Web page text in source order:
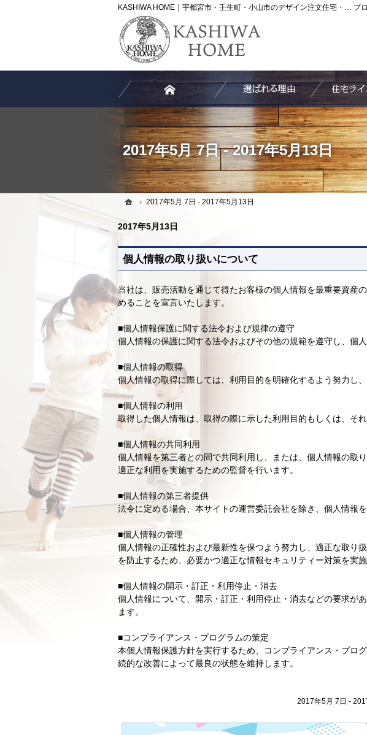
2017年5月 7日 - 2017年5月13日
KASHIWA HOME｜宇都宮市・壬生町・小山市のデザイン注文住宅・高気密高断熱住宅をローコストで手がける工務店カシワホーム
ホーム
2017年5月 7日 - 2017年5月13日
2017年5月13日
個人情報の取り扱いについて
当社は、販売活動を通じて得たお客様の個人情報を最重要資産
めることを宣言いたします。
■個人情報保護に関する法令および規律の遵守
個人情報の保護に関する法令およびその他の規範を遵守し、個
■個人情報の取得
個人情報の取得に際しては、利用目的を明確化するよう努力し
■個人情報の利用
取得した個人情報は、取得の際に示した利用目的もしくは、そ
■個人情報の共同利用
個人情報を第三者との間で共同利用し、または、個人情報の取
適正な利用を実施するための監督を行います。
■個人情報の第三者提供
法令に定める場合、本サイトの運営委託会社を除き、個人情報
■個人情報の管理
個人情報の正確性および最新性を保つよう努力し、適正な取り
を防止するため、必要かつ適正な情報セキュリティー対策を実施
■個人情報の開示・訂正・利用停止・消去
個人情報について、開示・訂正・利用停止・消去などの要求が
ます。
■コンプライアンス・プログラムの策定
本個人情報保護方針を実行するため、コンプライアンス・プロ
続的な改善によって最良の状態を維持します。
2017年5月 7日 -
ホーム2017年5月 7日 - 2017年5月13日